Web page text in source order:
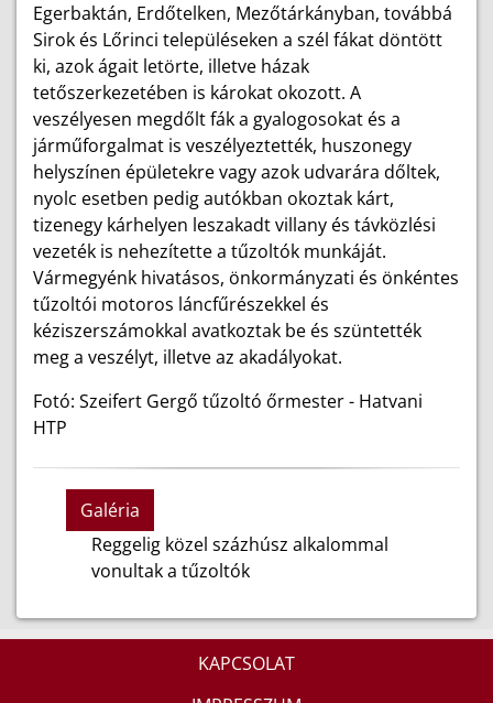
Egerbaktán, Erdőtelken, Mezőtárkányban, továbbá
Sirok és Lőrinci településeken a szél fákat döntött
ki, azok ágait letörte, illetve házak
tetőszerkezetében is károkat okozott. A
veszélyesen megdőlt fák a gyalogosokat és a
járműforgalmat is veszélyeztették, huszonegy
helyszínen épületekre vagy azok udvarára dőltek,
nyolc esetben pedig autókban okoztak kárt,
tizenegy kárhelyen leszakadt villany és távközlési
vezeték is nehezítette a tűzoltók munkáját.
Vármegyénk hivatásos, önkormányzati és önkéntes
tűzoltói motoros láncfűrészekkel és
kéziszerszámokkal avatkoztak be és szüntették
meg a veszélyt, illetve az akadályokat.
Fotó: Szeifert Gergő tűzoltó őrmester - Hatvani
HTP
Galéria
Reggelig közel százhúsz alkalommal
vonultak a tűzoltók
KAPCSOLAT